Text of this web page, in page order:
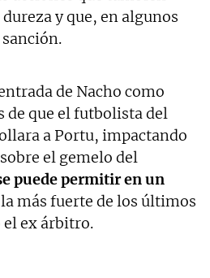
y que, en algunos
de Nacho como
de que el futbolista del
a Portu, impactando
el gemelo del
puede permitir en un
la más fuerte de los últimos
el ex árbitro.